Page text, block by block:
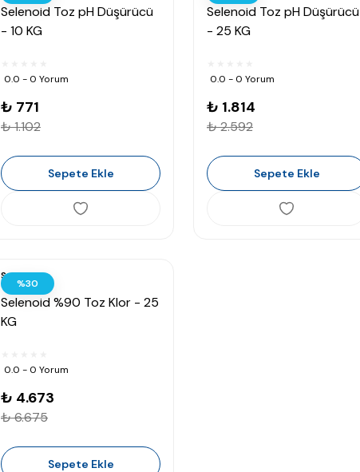
Selenoid Toz pH Düşürücü
- 10 KG
0.0 - 0 Yorum
₺ 771
₺ 1.102
Sepete Ekle
Selenoid Toz pH Düşürücü
- 25 KG
0.0 - 0 Yorum
₺ 1.814
₺ 2.592
Sepete Ekle
%30
Selenoid
Selenoid %90 Toz Klor - 25
KG
0.0 - 0 Yorum
₺ 4.673
₺ 6.675
Sepete Ekle